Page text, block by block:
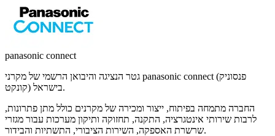
panasonic connect
גטר הנציגה והיבואן הרשמי של מקרני panasonic connect (פנסוניק
קונקט) בישראל.
החברה מתמחה בפיתוח, ייצור ומכירה של מקרנים כולל מתן פתרונות,
לרבות שירותי אינטגרציה, התקנה, תחזוקה ותיקון מערכות עבור מגזרי
שרשרת האספקה, השירות הציבורי, התשתיות והבידור.